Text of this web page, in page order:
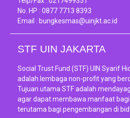
No. HP :0877 7713 8393
Email : bungkesmas@uinjkt.ac.id
STF UIN JAKARTA
Social Trust Fund (STF) UIN Syarif
adalah lembaga non-profit yang
Tujuan utama STF adalah
agar dapat membawa manfaat
terutama bagi pengembangan di